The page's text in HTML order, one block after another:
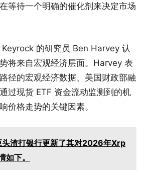
等待一个明确的催化剂来决定市场
的研究员 Ben Harvey 认
将来自宏观经济层面。Harvey 表
径的宏观经济数据、美国财政部融
过现货 ETF 资金流动监测到的机
价格走势的关键因素。
头渣打银行更新了其对2026年Xrp
如下。